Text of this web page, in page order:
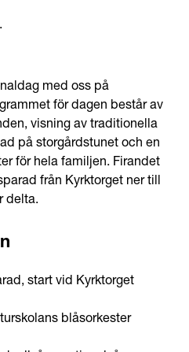
med oss på
för dagen består av
visning av traditionella
på storgårdstunet och en
för hela familjen. Firandet
från Kyrktorget ner till
delta.
start vid Kyrktorget
blåsorkester